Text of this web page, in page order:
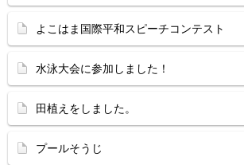
よこはま国際平和スピーチコンテスト
水泳大会に参加しました！
田植えをしました。
プールそうじ